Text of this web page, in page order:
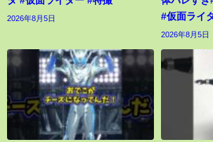
2026年8月5日
#仮面ライ
2026年8月5日